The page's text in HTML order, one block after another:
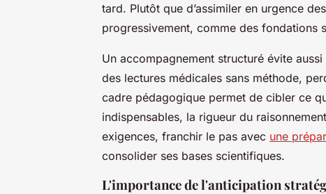
tard. Plutôt que d’assimiler en urgence
progressivement, comme des fondations
Un accompagnement structuré évite
des lectures médicales sans méthode,
cadre pédagogique permet de cibler ce
indispensables, la rigueur du
exigences, franchir le pas avec une
consolider ses bases scientifiques.
L'importance de l'anticipation